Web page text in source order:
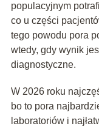
populacyjnym
co u części
tego powodu pora
wtedy, gdy wynik
diagnostyczne.
W 2026 roku
bo to pora
laboratoriów i